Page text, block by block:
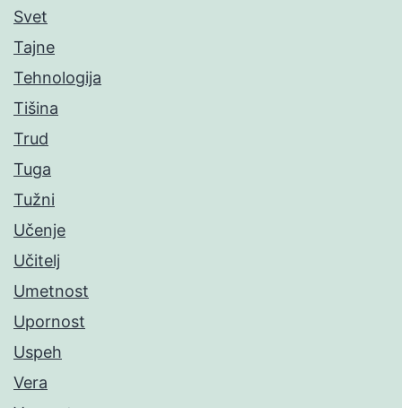
Svet
Tajne
Tehnologija
Tišina
Trud
Tuga
Tužni
Učenje
Učitelj
Umetnost
Upornost
Uspeh
Vera